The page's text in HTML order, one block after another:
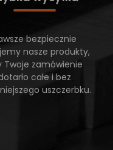
bezpiecznie
nasze produkty,
Twoje zamówienie
całe i bez
uszczerbku.